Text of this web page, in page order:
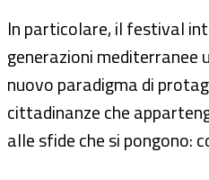
In particolare, il festival
generazioni mediterranee
nuovo paradigma di
cittadinanze che
alle sfide che si pongono: